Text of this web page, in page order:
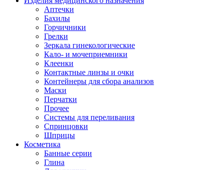
Аптечки
Бахилы
Горчичники
Грелки
Зеркала гинекологические
Кало- и мочеприемники
Клеенки
Контактные линзы и очки
Контейнеры для сбора анализов
Маски
Перчатки
Прочее
Системы для переливания
Спринцовки
Шприцы
Косметика
Банные серии
Глина